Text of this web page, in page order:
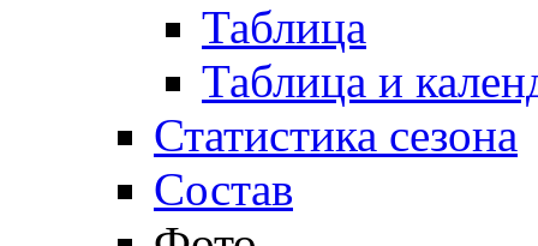
Таблица
Таблица и
Статистика сезона
Состав